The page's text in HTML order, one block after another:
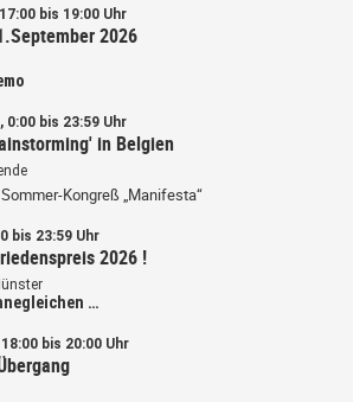
bis 19:00 Uhr
2026
0:00 bis 23:59 Uhr
in Belgien
Kongreß „Manifesta“
bis 23:59 Uhr
2026 !
…
bis 20:00 Uhr